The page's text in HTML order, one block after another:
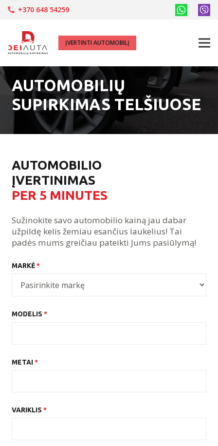
+370 648 54259
ĮVERTINTI AUTOMOBILĮ
AUTOMOBILIŲ
SUPIRKIMAS TELŠIUOSE
AUTOMOBILIO
ĮVERTINIMAS
PER 5 MINUTES
Sužinokite savo automobilio kainą jau dabar
užpildę kelis žemiau esančius laukelius! Tai
padės mums greičiau pateikti Jums pasiūlymą!
MARKĖ*
MODELIS *
METAI*
VARIKLIS *